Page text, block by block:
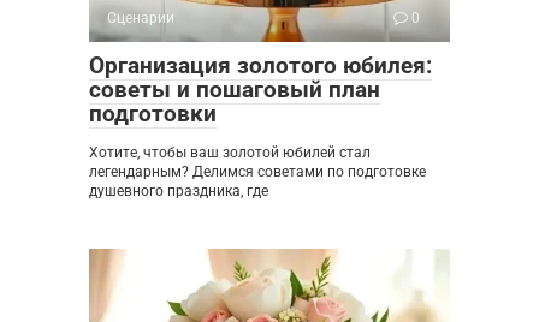
Сценарии 0
Организация золотого юбилея:
советы и пошаговый план
подготовки
Хотите, чтобы ваш золотой юбилей стал
легендарным? Делимся советами по подготовке
душевного праздника, где